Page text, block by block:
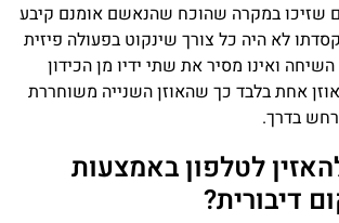
שזיכו במקרה שהוכח שהנאשם אומנם קיבע
לא היה כל צורך שינקוט בפעולה פיזית
ואינו מסיר את שתי ידיו מן הכידון
אחת בלבד כך שהאוזן השנייה משוחררת
בדרך.
לטלפון באמצעות
דיבורית?